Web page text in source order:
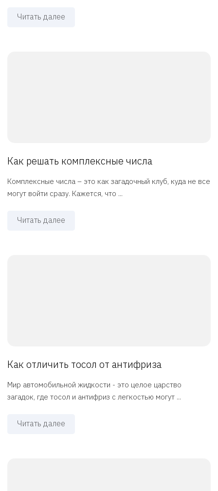
Читать далее
Как решать комплексные числа
Комплексные числа – это как загадочный клуб, куда не все
могут войти сразу. Кажется, что ...
Читать далее
Как отличить тосол от антифриза
Мир автомобильной жидкости - это целое царство
загадок, где тосол и антифриз с легкостью могут ...
Читать далее